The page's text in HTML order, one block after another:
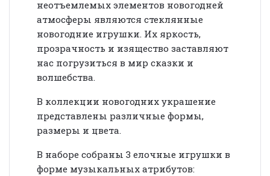
неотъемлемых элементов новогодней
атмосферы являются стеклянные
новогодние игрушки. Их яркость,
прозрачность и изящество заставляют
нас погрузиться в мир сказки и
волшебства.
В коллекции новогодних украшение
представлены различные формы,
размеры и цвета.
В наборе собраны 3 елочные игрушки в
форме музыкальных атрибутов: